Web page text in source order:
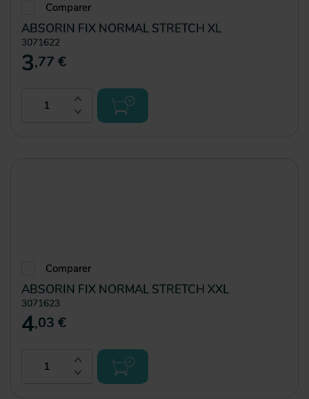
Comparer
ABSORIN FIX NORMAL STRETCH XL
3071622
3,77 €
Comparer
ABSORIN FIX NORMAL STRETCH XXL
3071623
4,03 €